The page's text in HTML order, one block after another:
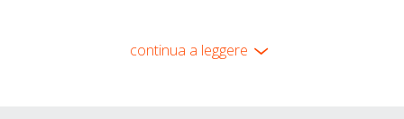
continua a leggere